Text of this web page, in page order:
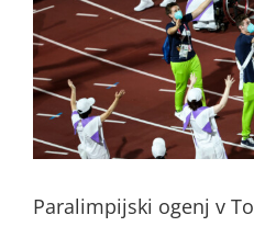
Paralimpijski ogenj v